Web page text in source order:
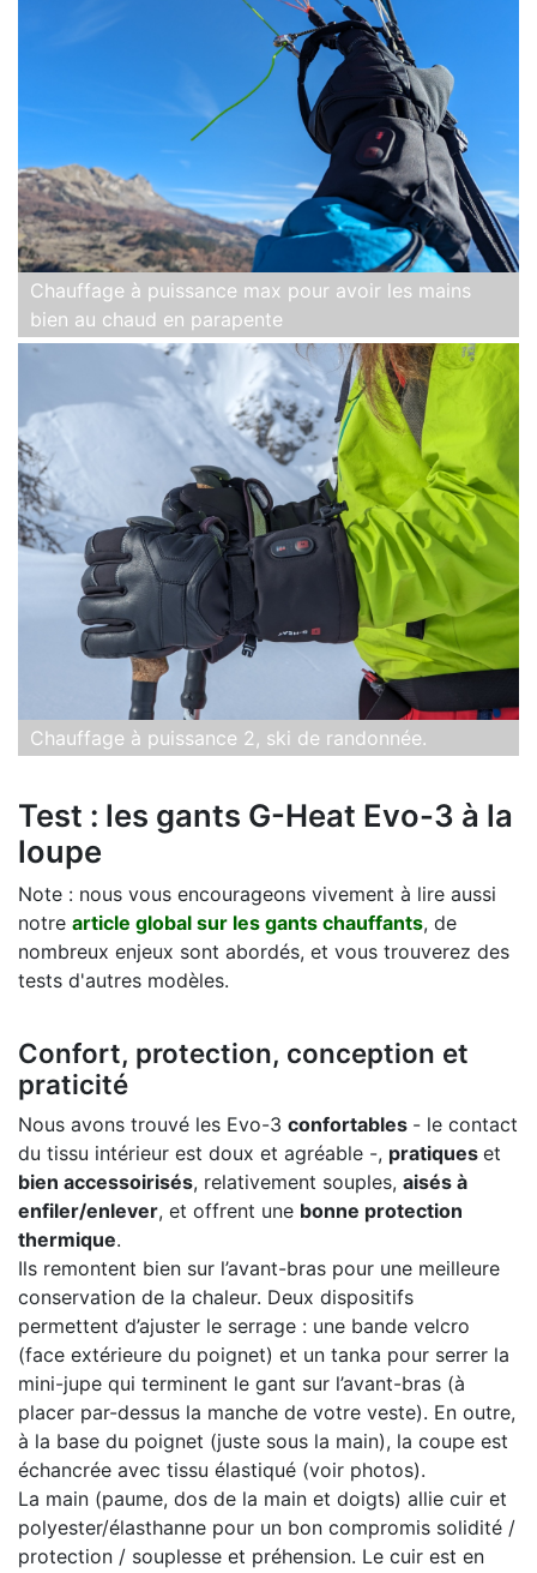
Chauffage à puissance max pour avoir les mains
bien au chaud en parapente
Chauffage à puissance 2, ski de randonnée.
Test : les gants G-Heat Evo-3 à la
loupe
Note : nous vous encourageons vivement à lire aussi
notre article global sur les gants chauffants, de
nombreux enjeux sont abordés, et vous trouverez des
tests d'autres modèles.
Confort, protection, conception et
praticité
Nous avons trouvé les Evo-3 confortables - le contact
du tissu intérieur est doux et agréable -, pratiques et
bien accessoirisés, relativement souples, aisés à
enfiler/enlever, et offrent une bonne protection
thermique.
Ils remontent bien sur l’avant-bras pour une meilleure
conservation de la chaleur. Deux dispositifs
permettent d’ajuster le serrage : une bande velcro
(face extérieure du poignet) et un tanka pour serrer la
mini-jupe qui terminent le gant sur l’avant-bras (à
placer par-dessus la manche de votre veste). En outre,
à la base du poignet (juste sous la main), la coupe est
échancrée avec tissu élastiqué (voir photos).
La main (paume, dos de la main et doigts) allie cuir et
polyester/élasthanne pour un bon compromis solidité /
protection / souplesse et préhension. Le cuir est en